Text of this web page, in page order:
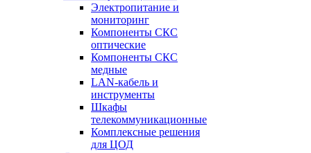
Электропитание и
мониторинг
Компоненты СКС
оптические
Компоненты СКС
медные
LAN-кабель и
инструменты
Шкафы
телекоммуникационные
Комплексные решения
для ЦОД